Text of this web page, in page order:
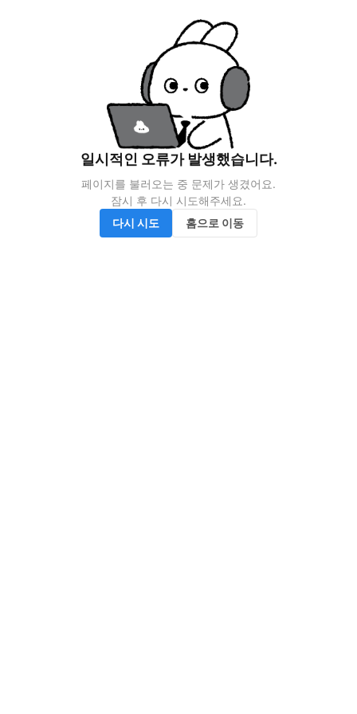
일시적인 오류가 발생했습니다.
페이지를 불러오는 중 문제가 생겼어요.
잠시 후 다시 시도해주세요.
다시 시도
홈으로 이동